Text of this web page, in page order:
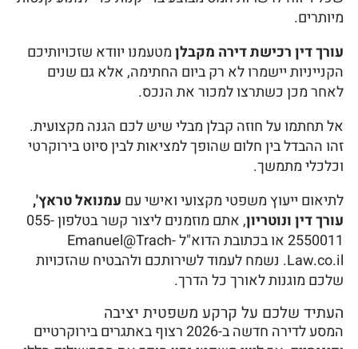
מיותרים.
עורך דין רכישת דירה מקבלןמטעמנו יוודא שזכויותיכם
הקנייניות יישמרו לא רק ביום החתימה, אלא גם שנים
לאחר מכן כשתרצו למכור את הנכס.
אל תחתמו על חוזה קבלן מבלי שיש לכם הגנה מקצועית.
זהו ההבדל בין חלום שהופך למציאות לבין סיוט בירוקרטי
וכלכלי מתמשך.
לתיאום ייעוץ משפטי מקצועי ואישי עם עמנואל טראץ',
עורך דין ונוטריון
, אתם מוזמנים ליצור קשר בטלפון 055-
2550011 או בכתובת הדוא"ל Emanuel@Trach-
Law.co.il. נשמח לעמוד לשירותכם ולהבטיח שהזכויות
שלכם מוגנות לאורך כל הדרך.
העתיד שלכם על קרקע משפטית יציבה
המסע לדירה חדשה ב-2026 רצוף באתגרים בירוקרטיים